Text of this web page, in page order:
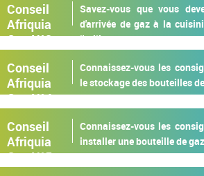
Conseil
Afriquia
Gaz N°3
Savez-vous que vous
d'arrivée de gaz à la
l'utilisez pas ?
Conseil
Afriquia
Gaz N°4
Connaissez-vous les
le stockage des bouteilles
Conseil
Afriquia
Gaz N°5
Connaissez-vous les
installer une bouteille de